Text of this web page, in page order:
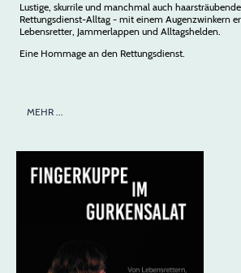
Lustige, skurrile und manchmal auch
Rettungsdienst-Alltag - mit einem Augenzwinkern
Lebensretter, Jammerlappen und Alltagshelden.
Eine Hommage an den Rettungsdienst.
MEHR ...